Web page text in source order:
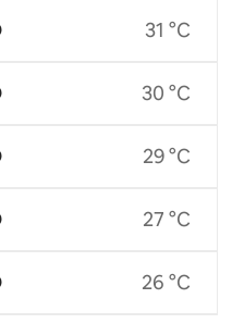
31 °C
30 °C
29 °C
27 °C
26 °C